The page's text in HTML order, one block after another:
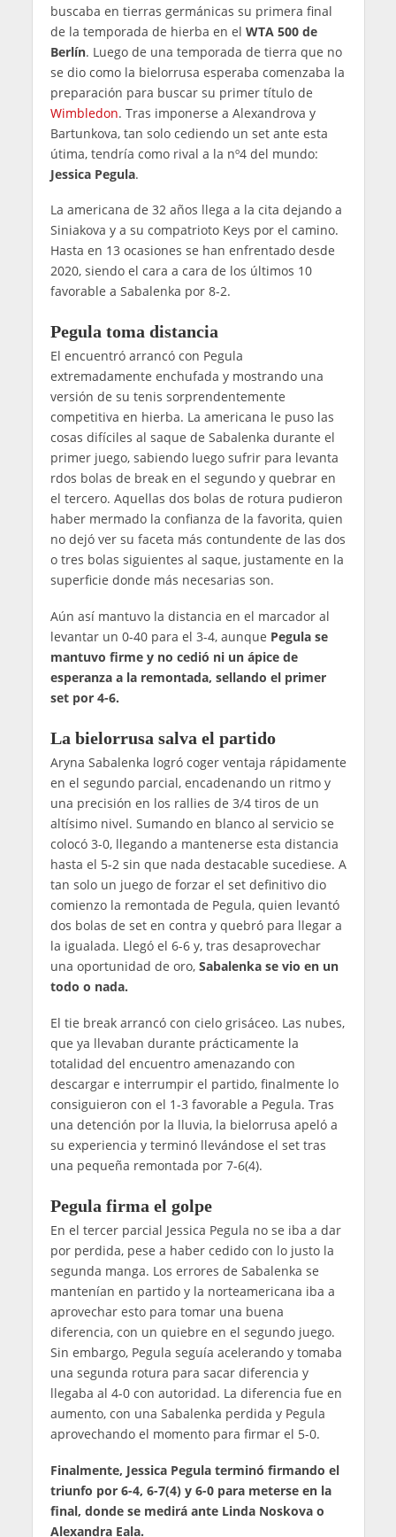
buscaba en tierras germánicas su primera final
de la temporada de hierba en el WTA 500 de
Berlín. Luego de una temporada de tierra que no
se dio como la bielorrusa esperaba comenzaba la
preparación para buscar su primer título de
Wimbledon. Tras imponerse a Alexandrova y
Bartunkova, tan solo cediendo un set ante esta
útima, tendría como rival a la nº4 del mundo:
Jessica Pegula.
La americana de 32 años llega a la cita dejando a
Siniakova y a su compatrioto Keys por el camino.
Hasta en 13 ocasiones se han enfrentado desde
2020, siendo el cara a cara de los últimos 10
favorable a Sabalenka por 8-2.
Pegula toma distancia
El encuentró arrancó con Pegula
extremadamente enchufada y mostrando una
versión de su tenis sorprendentemente
competitiva en hierba. La americana le puso las
cosas difíciles al saque de Sabalenka durante el
primer juego, sabiendo luego sufrir para levanta
rdos bolas de break en el segundo y quebrar en
el tercero. Aquellas dos bolas de rotura pudieron
haber mermado la confianza de la favorita, quien
no dejó ver su faceta más contundente de las dos
o tres bolas siguientes al saque, justamente en la
superficie donde más necesarias son.
Aún así mantuvo la distancia en el marcador al
levantar un 0-40 para el 3-4, aunque Pegula se
mantuvo firme y no cedió ni un ápice de
esperanza a la remontada, sellando el primer
set por 4-6.
La bielorrusa salva el partido
Aryna Sabalenka logró coger ventaja rápidamente
en el segundo parcial, encadenando un ritmo y
una precisión en los rallies de 3/4 tiros de un
altísimo nivel. Sumando en blanco al servicio se
colocó 3-0, llegando a mantenerse esta distancia
hasta el 5-2 sin que nada destacable sucediese. A
tan solo un juego de forzar el set definitivo dio
comienzo la remontada de Pegula, quien levantó
dos bolas de set en contra y quebró para llegar a
la igualada. Llegó el 6-6 y, tras desaprovechar
una oportunidad de oro, Sabalenka se vio en un
todo o nada.
El tie break arrancó con cielo grisáceo. Las nubes,
que ya llevaban durante prácticamente la
totalidad del encuentro amenazando con
descargar e interrumpir el partido, finalmente lo
consiguieron con el 1-3 favorable a Pegula. Tras
una detención por la lluvia, la bielorrusa apeló a
su experiencia y terminó llevándose el set tras
una pequeña remontada por 7-6(4).
Pegula firma el golpe
En el tercer parcial Jessica Pegula no se iba a dar
por perdida, pese a haber cedido con lo justo la
segunda manga. Los errores de Sabalenka se
mantenían en partido y la norteamericana iba a
aprovechar esto para tomar una buena
diferencia, con un quiebre en el segundo juego.
Sin embargo, Pegula seguía acelerando y tomaba
una segunda rotura para sacar diferencia y
llegaba al 4-0 con autoridad. La diferencia fue en
aumento, con una Sabalenka perdida y Pegula
aprovechando el momento para firmar el 5-0.
Finalmente, Jessica Pegula terminó firmando el
triunfo por 6-4, 6-7(4) y 6-0 para meterse en la
final, donde se medirá ante Linda Noskova o
Alexandra Eala.